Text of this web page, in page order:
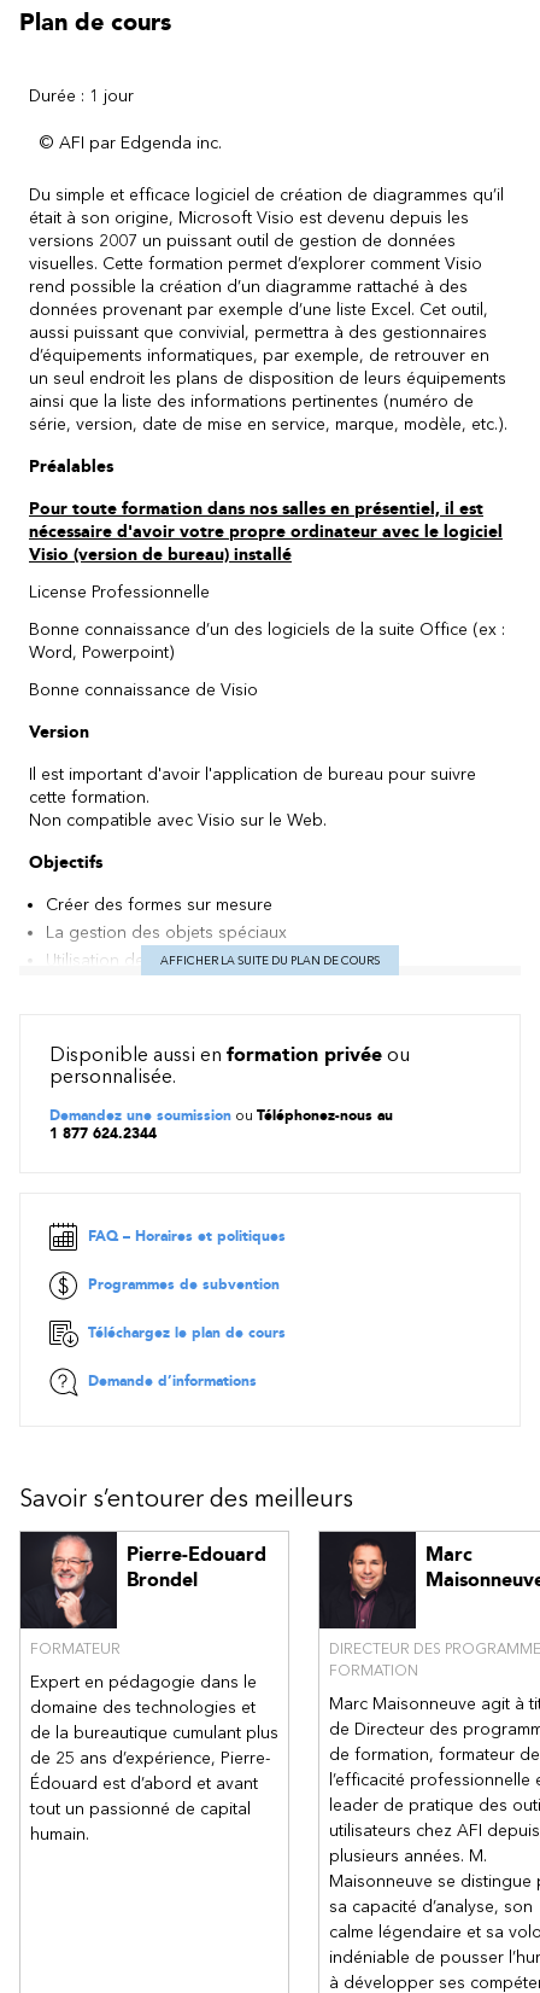
Plan de cours
Durée : 1 jour
© AFI par Edgenda inc.
Du simple et efficace logiciel de création de diagrammes qu’il
était à son origine, Microsoft Visio est devenu depuis les
versions 2007 un puissant outil de gestion de données
visuelles. Cette formation permet d’explorer comment Visio
rend possible la création d’un diagramme rattaché à des
données provenant par exemple d’une liste Excel. Cet outil,
aussi puissant que convivial, permettra à des gestionnaires
d’équipements informatiques, par exemple, de retrouver en
un seul endroit les plans de disposition de leurs équipements
ainsi que la liste des informations pertinentes (numéro de
série, version, date de mise en service, marque, modèle, etc.).
Préalables
Pour toute formation dans nos salles en présentiel, il est
nécessaire d'avoir votre propre ordinateur avec le logiciel
Visio (version de bureau) installé
License Professionnelle
Bonne connaissance d’un des logiciels de la suite Office (ex :
Word, Powerpoint)
Bonne connaissance de Visio
Version
Il est important d'avoir l'application de bureau pour suivre
cette formation.
Non compatible avec Visio sur le Web.
Objectifs
Créer des formes sur mesure
La gestion des objets spéciaux
Utilisation des calques
Créer des jeux de données répondant à des besoins
spécifiques.
Modéliser plusieurs types de diagrammes (Flux, Gantt, ...)
Apprendre à lier une base de données à un diagramme
Publier et utiliser un système de diagramme en format HTML.
Contenu
Créer des formes sur mesure
Gérer les formes groupées
Ajouter et modifier des points de connexion
Modifier la zone de texte attachée aux formes
Utiliser les objets spéciaux
Les "conteneurs"
- Mettre en forme un conteneur
- Gestion des formes dans un conteneur
Les légendes
Ajouter une bulle de texte
Utiliser les calques
Créer des calques
Le concept de bases de données visuelles
AFFICHER LA SUITE DU PLAN DE COURS
Disponible aussi en formation privée ou
personnalisée.
Demandez une soumission ou Téléphonez-nous au
1 877 624.2344
FAQ – Horaires et politiques
Programmes de subvention
Téléchargez le plan de cours
Demande d’informations
Savoir s’entourer des meilleurs
Pierre-Edouard
Brondel
FORMATEUR
Expert en pédagogie dans le
domaine des technologies et
de la bureautique cumulant plus
de 25 ans d’expérience, Pierre-
Édouard est d’abord et avant
tout un passionné de capital
humain.
Marc
DIRECTEUR DES
FORMATION
Marc Maisonneuve agit à
de Directeur des
de formation, formateur de
l’efficacité professionnelle
leader de pratique des
utilisateurs chez AFI depuis
plusieurs années. M.
Maisonneuve se distingue
sa capacité d’analyse, son
calme légendaire et sa
indéniable de pousser
à développer ses